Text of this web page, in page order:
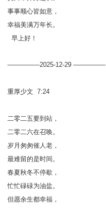
事事顺心皆如意，
幸福美满万年长。
早上好！
—————2025-12-29 —————
重厚少文 7:24
二零二五要到站，
二零二六在召唤。
岁月匆匆催人老，
最难留的是时间。
春夏秋冬不停歇，
忙忙碌碌为油盐。
但愿余生都幸福，